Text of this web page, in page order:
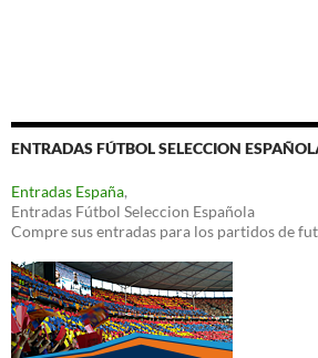
ENTRADAS FÚTBOL SELECCION
Entradas España,
Entradas Fútbol Seleccion Española
Compre sus entradas para los partidos de